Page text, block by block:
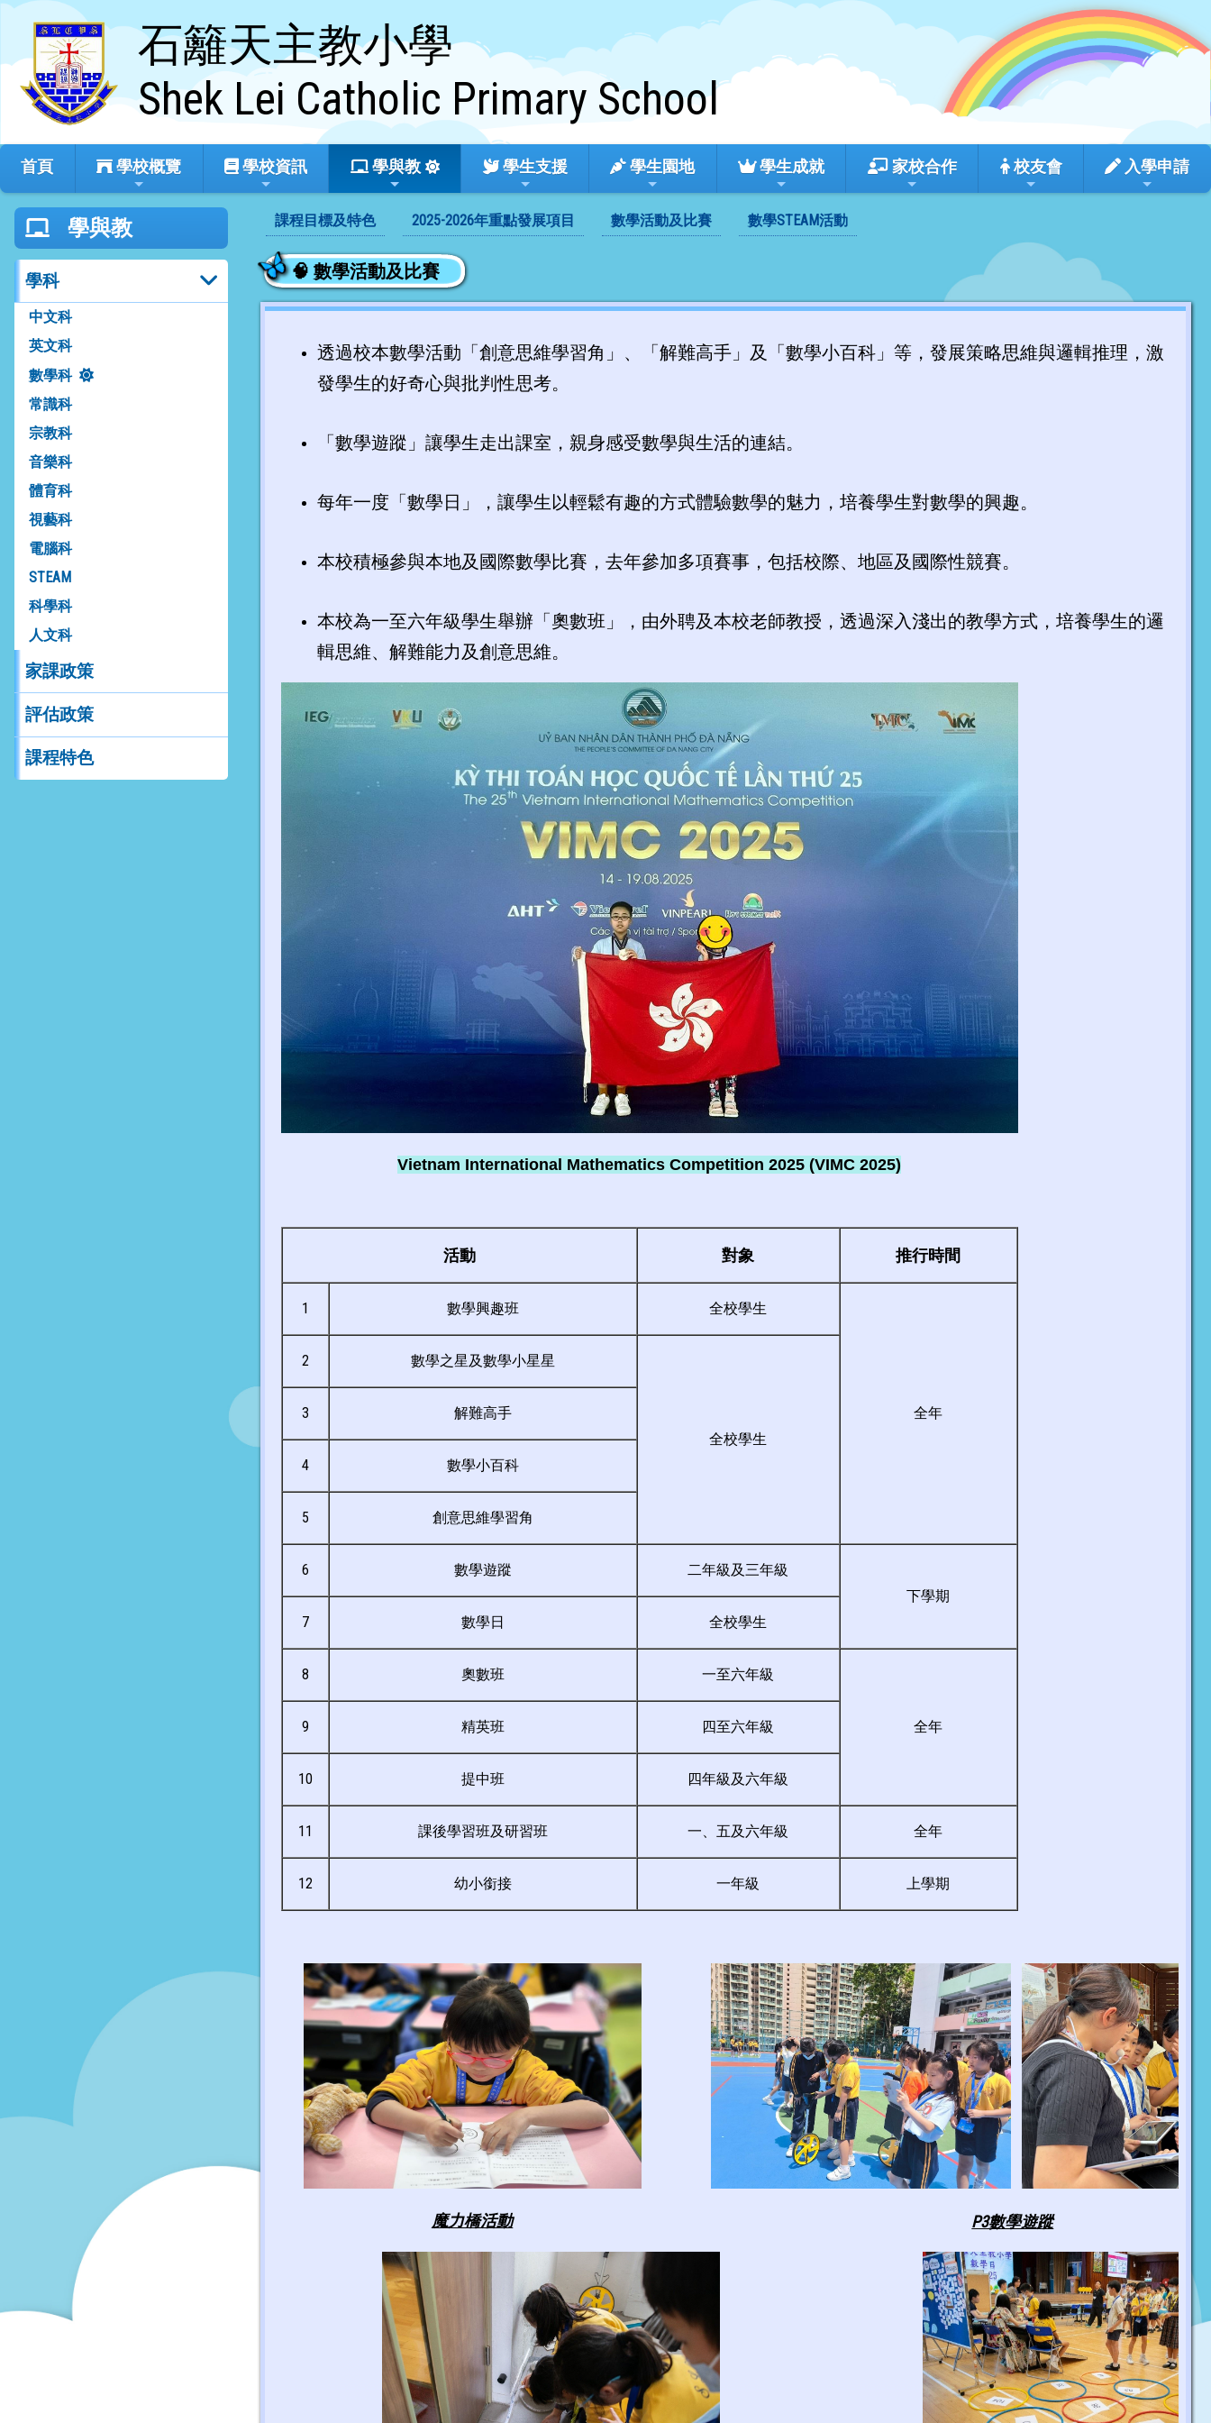
石籬天主教小學
Shek Lei Catholic Primary School
首頁 學校概覽 學校資訊 學與教 學生支援 學生園地 學生成就 家校合作 校友會 入學申請
學與教
學科
中文科
英文科
數學科
常識科
宗教科
音樂科
體育科
視藝科
電腦科
STEAM
科學科
人文科
家課政策
評估政策
課程特色
課程目標及特色 2025-2026年重點發展項目 數學活動及比賽 數學STEAM活動
🧠 數學活動及比賽
透過校本數學活動「創意思維學習角」、「解難高手」及「數學小百科」等，發展策略思維與邏輯推理，激
發學生的好奇心與批判性思考。
「數學遊蹤」讓學生走出課室，親身感受數學與生活的連結。
每年一度「數學日」，讓學生以輕鬆有趣的方式體驗數學的魅力，培養學生對數學的興趣。
本校積極參與本地及國際數學比賽，去年參加多項賽事，包括校際、地區及國際性競賽。
本校為一至六年級學生舉辦「奧數班」，由外聘及本校老師教授，透過深入淺出的教學方式，培養學生的邏
輯思維、解難能力及創意思維。
Vietnam International Mathematics Competition 2025 (VIMC 2025)
活動 對象 推行時間
1 數學興趣班 全校學生
全年
2 數學之星及數學小星星
全校學生
3 解難高手
4 數學小百科
5 創意思維學習角
6 數學遊蹤
二年級及三年級
下學期
7
數學日 全校學生
8 奧數班 一至六年級
全年
9 精英班 四至六年級
10 提中班 四年級及六年級
11 課後學習班及研習班 一、五及六年級 全年
12 幼小銜接 一年級 上學期
魔力橋活動 P3數學遊蹤